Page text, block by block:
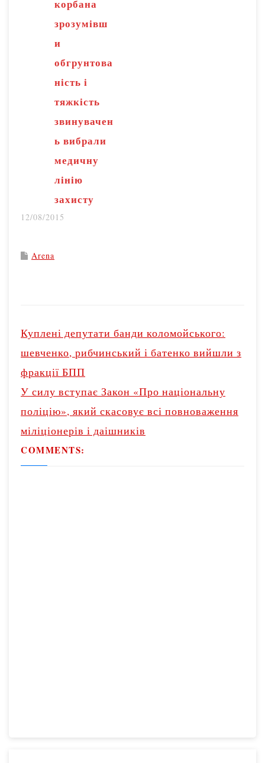
на моє місце. Я
корбана
зрозумівш
и
обгрунтова
ність і
тяжкість
звинувачен
ь вибрали
медичну
лінію
захисту
12/08/2015
Arena
o
t
n
a
v
i
g
a
Куплені депутати банди коломойського:
шевченко, рибчинський і батенко вийшли з
фракції БПП
У силу вступає Закон «Про національну
поліцію», який скасовує всі повноваження
міліціонерів і даішників
COMMENTS: